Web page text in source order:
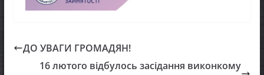
ДО УВАГИ ГРОМАДЯН!
16 лютого відбулось засідання виконкому